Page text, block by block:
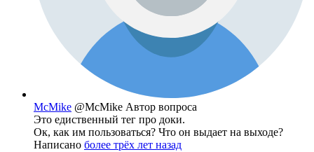
McMike @McMike Автор вопроса
Это едиственный тег про доки.
Ок, как им пользоваться? Что он выдает на выходе?
Написано более трёх лет назад